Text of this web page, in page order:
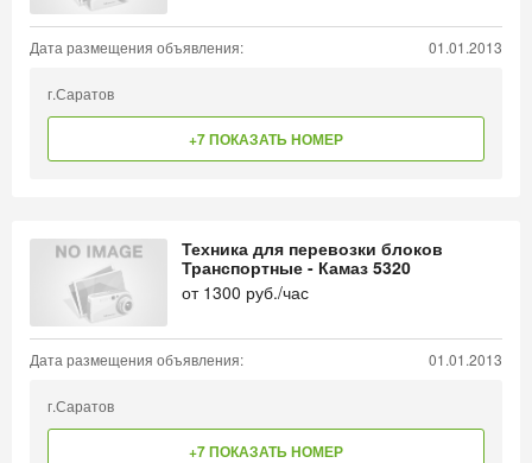
Дата размещения объявления: 01.01.2013
г.Саратов
+7 ПОКАЗАТЬ НОМЕР
Техника для перевозки блоков
Транспортные - Камаз 5320
от 1300 руб./час
Дата размещения объявления: 01.01.2013
г.Саратов
+7 ПОКАЗАТЬ НОМЕР